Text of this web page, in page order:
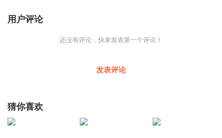
用户评论
还没有评论，快来发表第一个评论！
发表评论
猜你喜欢